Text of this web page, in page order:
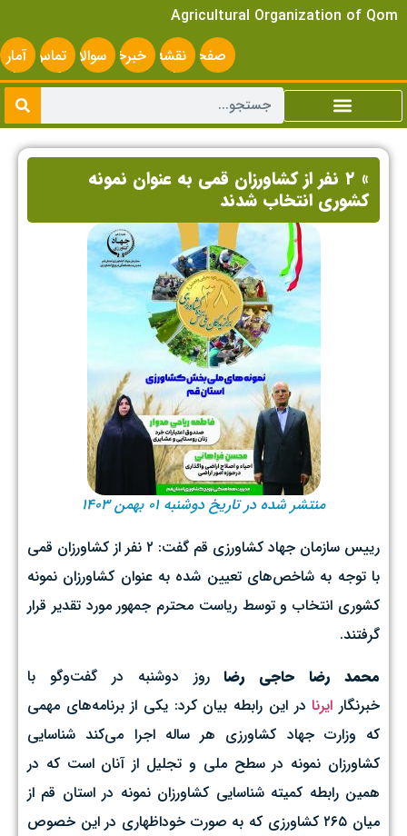
Agricultural Organization of Qom
صفحه
اصلی
نقشه
سایت
خبرخوانسوالات
متداول
تماس
با ما
آمار
» ۲ نفر از کشاورزان قمی به عنوان نمونه
کشوری انتخاب شدند
منتشر شده در تاریخ دوشنبه ۰۱ بهمن ۱۴۰۳
رییس سازمان جهاد کشاورزی قم گفت: ۲ نفر از کشاورزان قمی
با توجه به شاخص‌های تعیین شده به عنوان کشاورزان نمونه
کشوری انتخاب و توسط ریاست محترم جمهور مورد تقدیر قرار
گرفتند.
محمد رضا حاجی رضاروز دوشنبه در گفت‌وگو با
خبرنگار ایرنا در این رابطه بیان کرد: یکی از برنامه‌های مهمی
که وزارت جهاد کشاورزی هر ساله اجرا می‌کند شناسایی
کشاورزان نمونه در سطح ملی و تجلیل از آنان است که در
همین رابطه کمیته شناسایی کشاورزان نمونه در استان قم از
میان ۲۶۵ کشاورزی که به صورت خوداظهاری در این خصوص